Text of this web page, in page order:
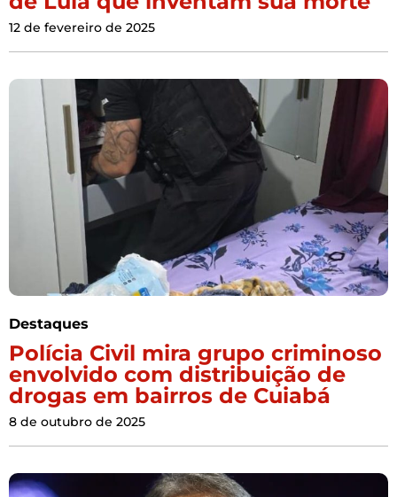
12 de fevereiro de 2025
Destaques
Polícia Civil mira grupo criminoso
envolvido com distribuição de
drogas em bairros de Cuiabá
8 de outubro de 2025